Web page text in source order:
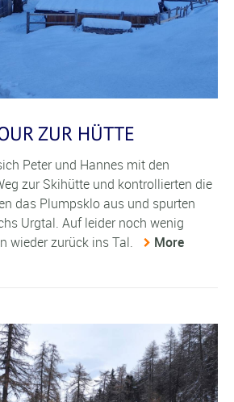
ZUR HÜTTE
Peter und Hannes mit den
zur Skihütte und kontrollierten die
das Plumpsklo aus und spurten
Urgtal. Auf leider noch wenig
wieder zurück ins Tal.
More